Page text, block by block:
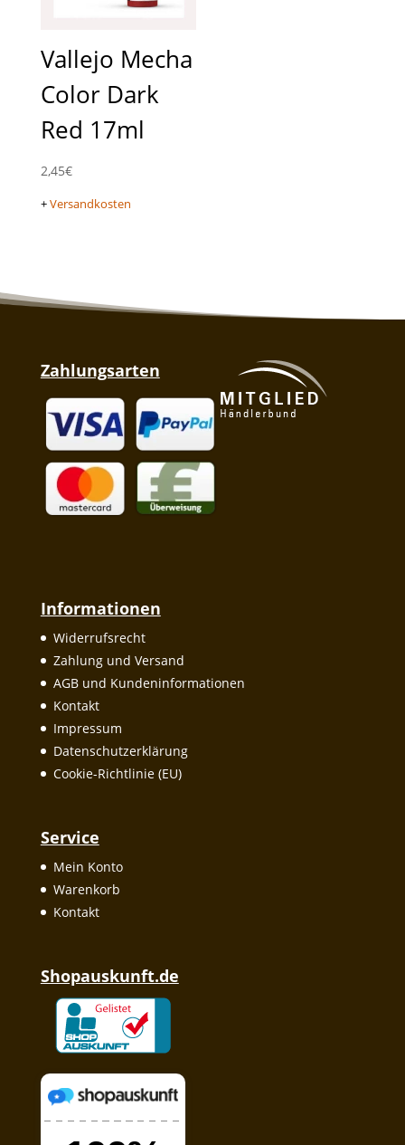
Vallejo Mecha
Color Dark
Red 17ml
2,45€
+Versandkosten
Zahlungsarten
Informationen
Widerrufsrecht
Zahlung und Versand
AGB und Kundeninformationen
Kontakt
Impressum
Datenschutzerklärung
Cookie-Richtlinie (EU)
Service
Mein Konto
Warenkorb
Kontakt
Shopauskunft.de